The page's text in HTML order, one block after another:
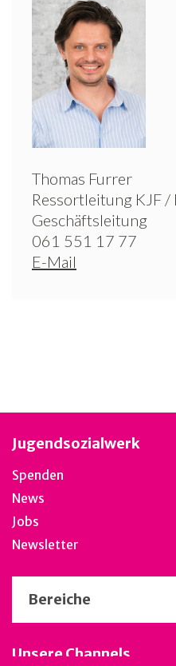
Thomas Furrer
Ressortleitung KJF
Geschäftsleitung
061 551 17 77
E-Mail
Jugendsozialwerk
Spenden
News
Jobs
Newsletter
Bereiche
Unsere Channels